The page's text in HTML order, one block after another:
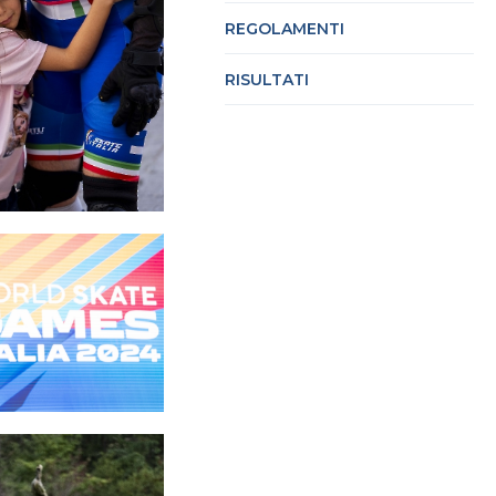
REGOLAMENTI
RISULTATI
Policy Cookie policy